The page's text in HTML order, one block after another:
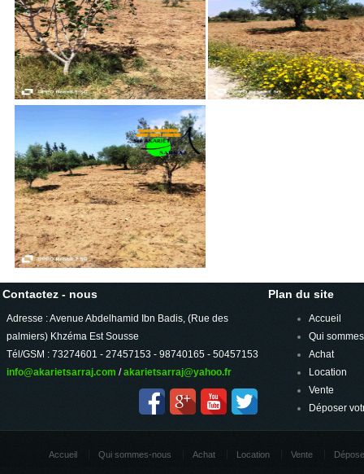
Contactez - nous
Adresse : Avenue Abdelhamid Ibn Badis, (Rue des
palmiers) Khzéma Est Sousse
Tél/GSM : 73274601 - 27457153 - 98740165 - 50457153
info@akarietsarraj.com /akarietsarraj@yahoo.fr
Plan du site
Accueil
Qui
Achat
Location
Vente
Déposer
Accueil Qui sommes-nous Achat Location Vente